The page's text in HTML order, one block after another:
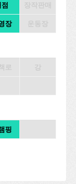
장
핑